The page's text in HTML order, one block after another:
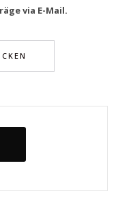
via E-Mail.